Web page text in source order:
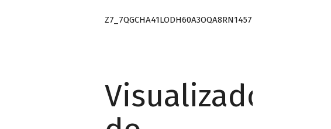
Z7_7QGCHA41LODH60A3OQA8RN1457
Visualizador